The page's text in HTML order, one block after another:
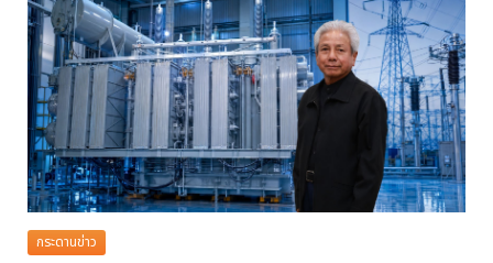
กระดานข่าว